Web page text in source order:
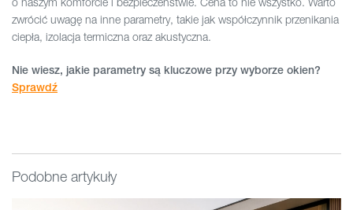
zwrócić uwagę na inne parametry, takie jak współczynnik przenikania
ciepła, izolacja termiczna oraz akustyczna.
Nie wiesz, jakie parametry są kluczowe przy wyborze okien?
Sprawdź
Podobne artykuły